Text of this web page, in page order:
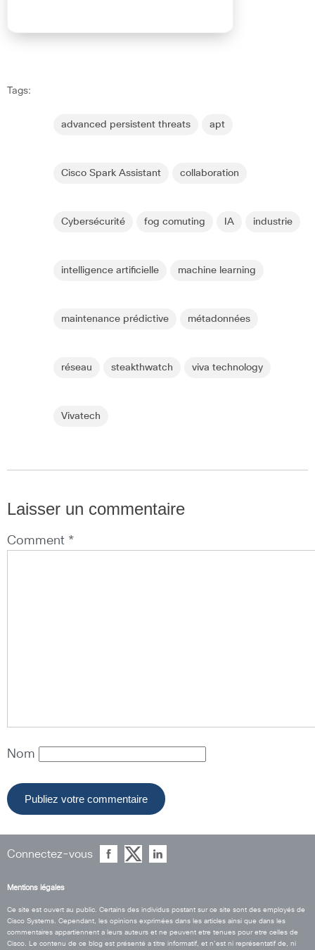
Tags:
advanced persistent threats apt
Cisco Spark Assistant collaboration
Cybersécurité fog comuting IA industrie
intelligence artificielle machine learning
maintenance prédictive métadonnées
réseau steakthwatch viva technology
Vivatech
Laisser un commentaire
Comment *
Nom
Connectez-vous
Mentions légales
Ce site est ouvert au public. Certains des individus postant sur ce site sont des employés de
Cisco Systems. Cependant, les opinions exprimées dans les articles ainsi que dans les
commentaires appartiennent a leurs auteurs et ne peuvent etre tenues pour etre celles de
Cisco. Le contenu de ce blog est présenté a titre informatif, et n’est ni représentatif de, ni